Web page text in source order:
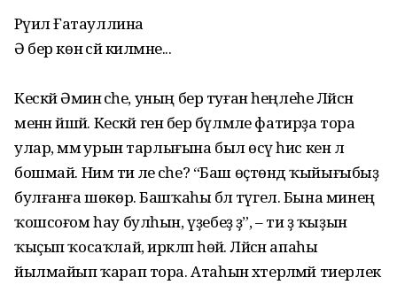
Рәүилә Ғатауллина
Ә бер көн әсәй килмәне...
Кескәй Әминә әсәһе, уның бер туған һеңлеһе Ләйсән
менән йәшәй. Кескәй генә бер бүлмәле фатирҙа тора
улар, әммә урын тарлығына был өсәү һис кенә лә
бошмай. Нимә ти әле әсәһе? “Баш өҫтөндә ҡыйығыбыҙ
булғанға шөкөр. Башҡаһы бәлә түгел. Бына минең
ҡошсоғом һау булһын, үҙебеҙ ҙә”, – ти ҙә ҡыҙын
ҡыҫып ҡосаҡлай, иркәләп һөйә. Ләйсән апаһы
йылмайып ҡарап тора. Атаһын хәтерләмәй тиерлек